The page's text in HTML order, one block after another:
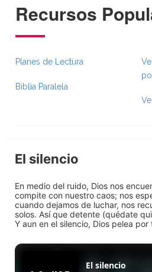
Recursos
Planes de Lectura
Biblia Paralela
El silencio
En medio del ruido, Dios nos
compite con nuestro caos; nos
cuando dejamos de luchar, nos
solos. Así que detente (quédate
Y aun en el silencio, Dios pelea por